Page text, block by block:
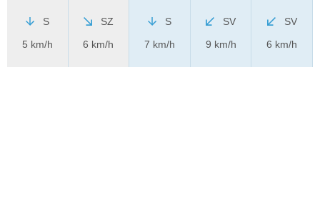
S
5 km/h
SZ
6 km/h
S
7 km/h
SV
9 km/h
SV
6 km/h